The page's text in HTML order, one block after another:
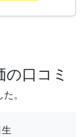
口コミ
。